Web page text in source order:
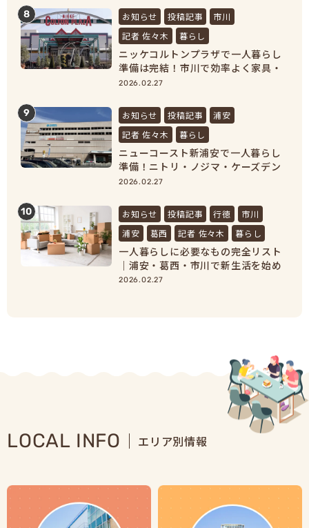
8 お知らせ 投稿記事
市川
記者 佐々木
暮らし
ニッケコルトンプラザで一人暮らし
準備は完結！市川で効率よく家具・
家電をそろえよう！
2026.02.27
9 お知らせ 投稿記事
浦安
記者 佐々木
暮らし
ニューコースト新浦安で一人暮らし
準備！ニトリ・ノジマ・ケーズデン
キで家具家電をまとめ買い
2026.02.27
10 お知らせ 投稿記事 行徳
市川
浦安
葛西 記者 佐々木 暮らし
一人暮らしに必要なもの完全リスト
｜浦安・葛西・市川で新生活を始め
る人向け準備ガイド
2026.02.27
LOCAL INFO エリア別情報